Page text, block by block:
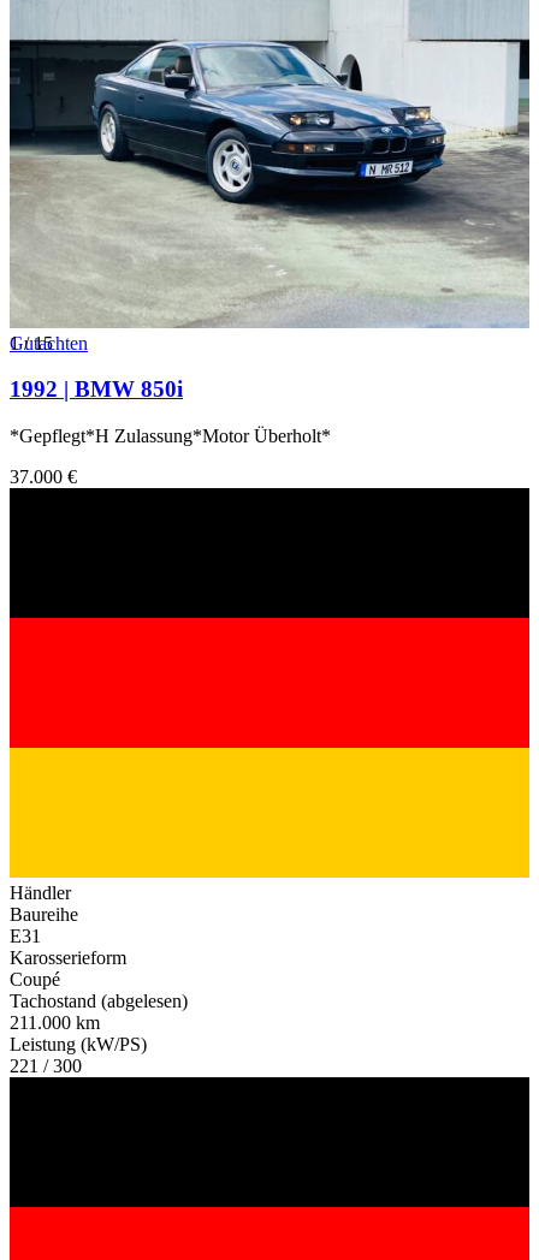
1/15
Gutachten
1992 | BMW 850i
*Gepflegt*H Zulassung*Motor Überholt*
37.000 €
Händler
Baureihe
E31
Karosserieform
Coupé
Tachostand (abgelesen)
211.000 km
Leistung (kW/PS)
221 / 300